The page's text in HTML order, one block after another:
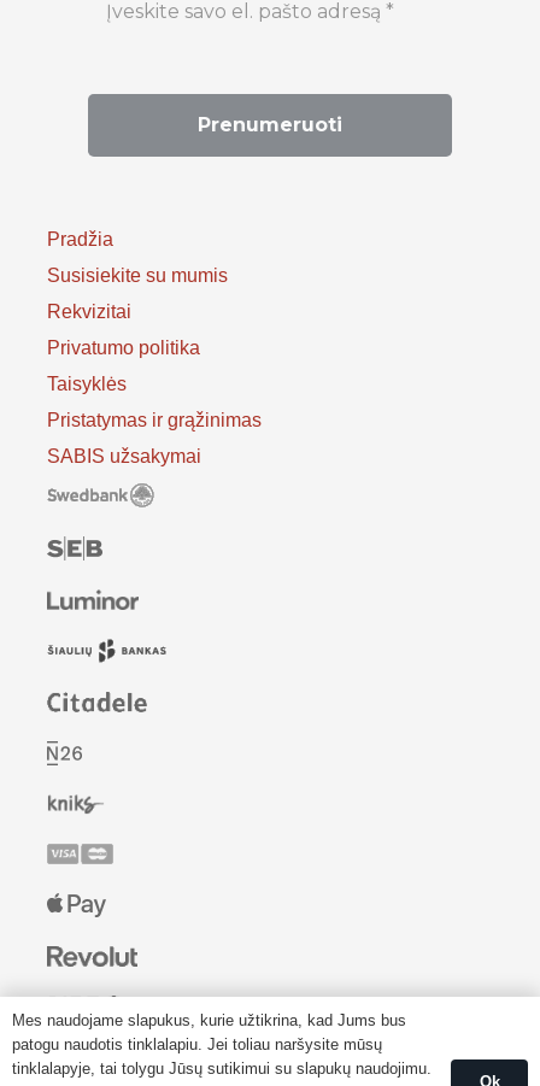
Pradžia
Susisiekite su mumis
Rekvizitai
Privatumo politika
Taisyklės
Pristatymas ir grąžinimas
SABIS užsakymai
Mes naudojame slapukus, kurie užtikrina, kad Jums bus
patogu naudotis tinklalapiu. Jei toliau naršysite mūsų
tinklalapyje, tai tolygu Jūsų sutikimui su slapukų naudojimu.
Ok